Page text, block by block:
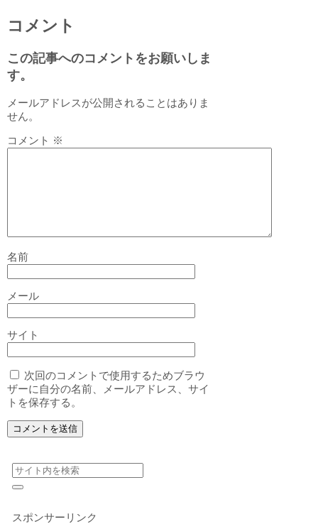
コメント
この記事へのコメントをお願いしま
す。
メールアドレスが公開されることはありま
せん。
コメント ※
名前
メール
サイト
次回のコメントで使用するためブラウ
ザーに自分の名前、メールアドレス、サイ
トを保存する。
スポンサーリンク